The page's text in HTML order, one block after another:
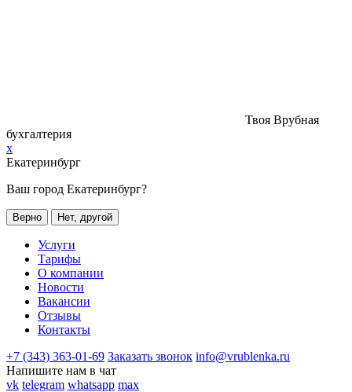
Твоя Врубная
бухгалтерия
x
Екатеринбург
Ваш город Екатеринбург?
Верно Нет, другой
Услуги
Тарифы
О компании
Новости
Вакансии
Отзывы
Контакты
+7 (343) 363-01-69 Заказать звонок info@vrublenka.ru
Напишите нам в чат
vk telegram whatsapp max